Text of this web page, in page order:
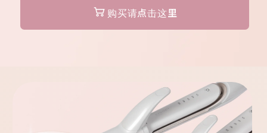
购买请点击这里